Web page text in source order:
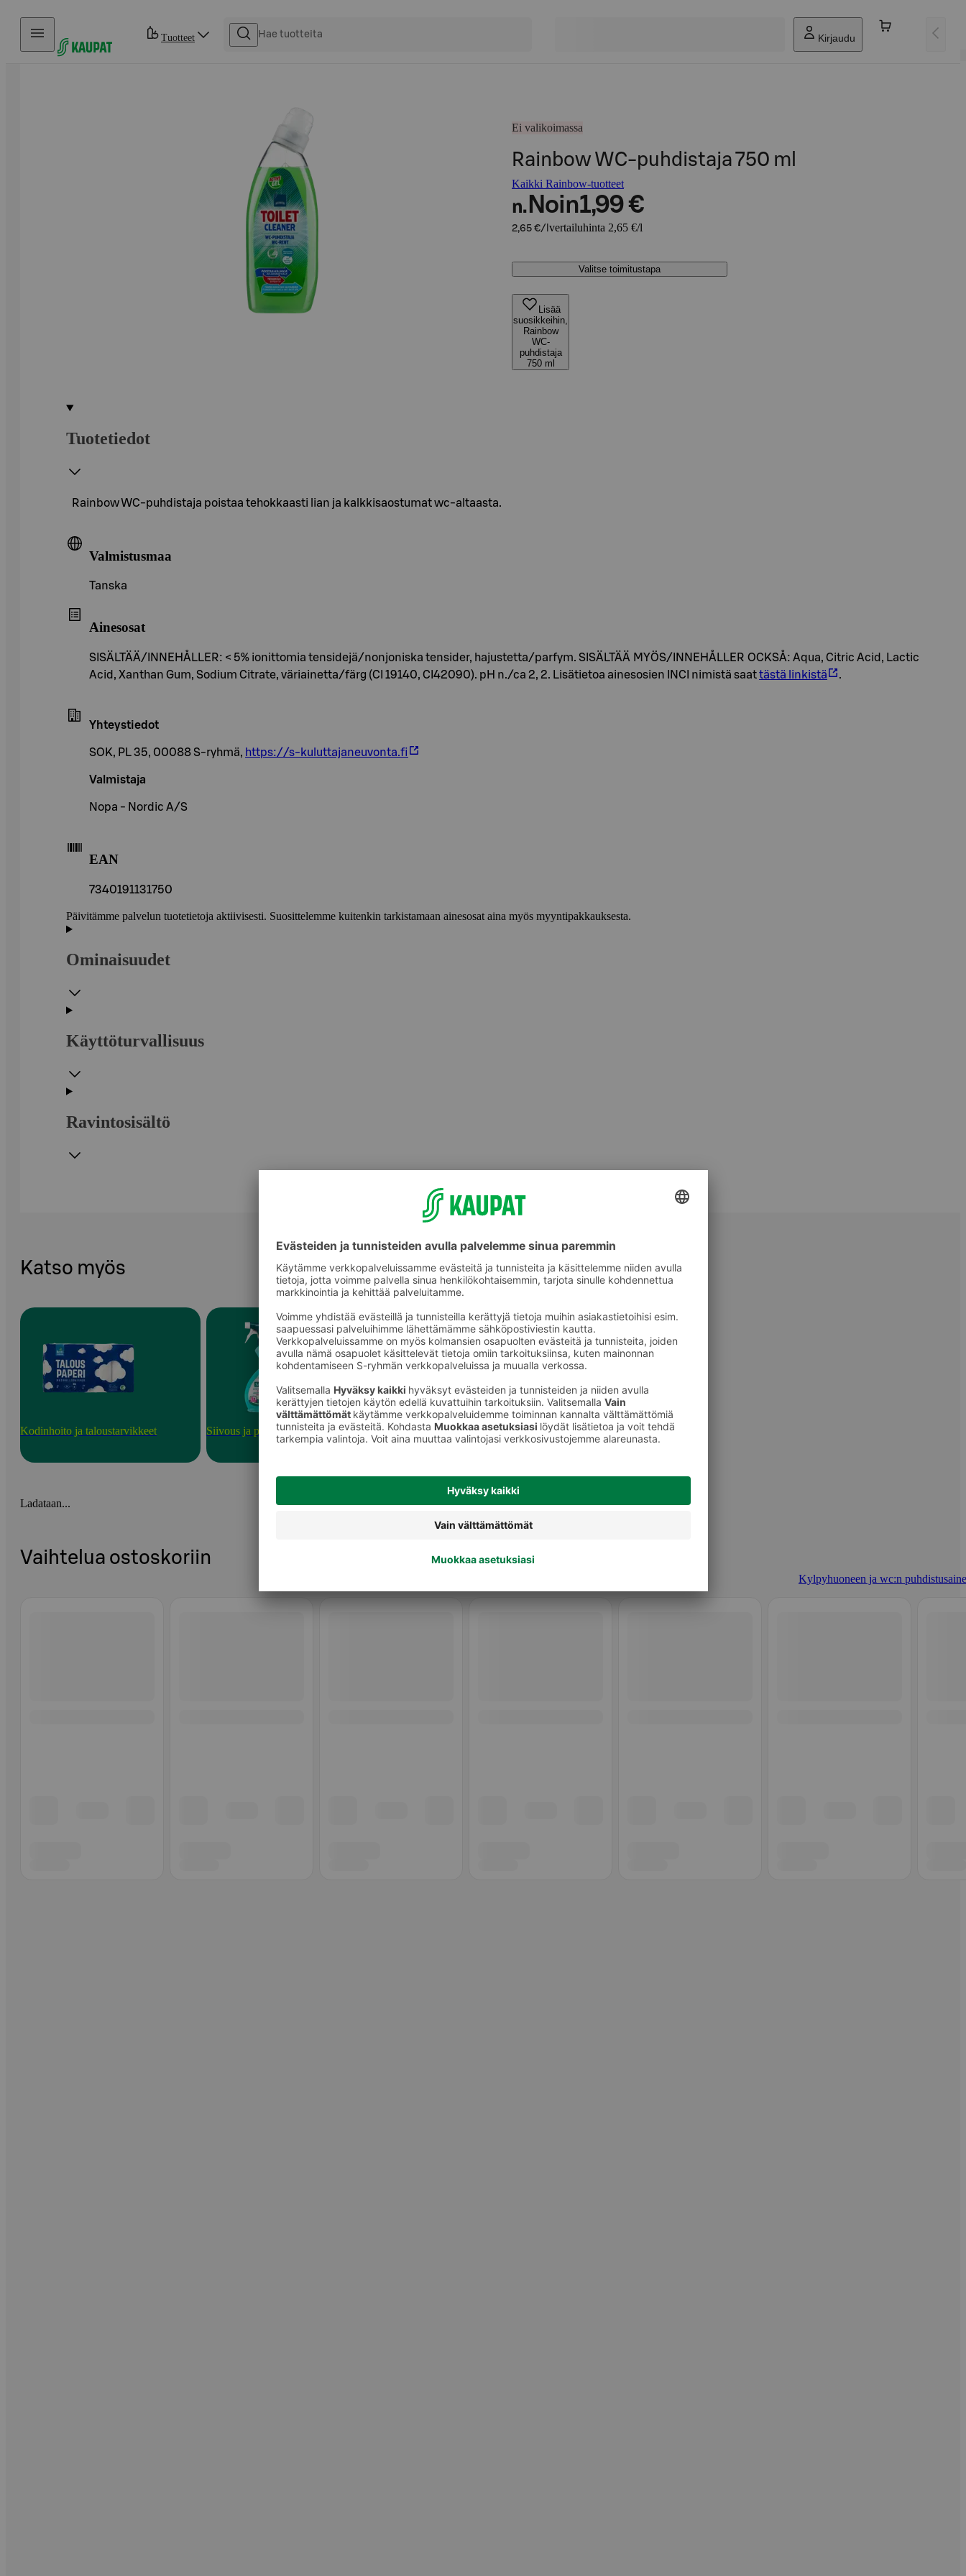
Hyppää sisältöön
Tuotteet Kirjaudu
Ei valikoimassa
Rainbow WC-puhdistaja 750 ml
Kaikki Rainbow-tuotteet
n. Noin1,99 €
2,65 €/l vertailuhinta 2,65 €/l
Valitse toimitustapa
Lisää
suosikkeihin,
Rainbow
WC-
puhdistaja
750 ml
Tuotetiedot
Rainbow WC-puhdistaja poistaa tehokkaasti lian ja kalkkisaostumat wc-altaasta.
Valmistusmaa
Tanska
Ainesosat
SISÄLTÄÄ/INNEHÅLLER: < 5% ionittomia tensidejä/nonjoniska tensider, hajustetta/parfym. SISÄLTÄÄ MYÖS/INNEHÅLLER OCKSÅ: Aqua, Citric Acid, Lactic
Acid, Xanthan Gum, Sodium Citrate, väriainetta/färg (CI 19140, CI42090). pH n./ca 2, 2. Lisätietoa ainesosien INCI nimistä saattästä linkistä .
Yhteystiedot
SOK, PL 35, 00088 S-ryhmä, https://s-kuluttajaneuvonta.fi
Valmistaja
Nopa - Nordic A/S
EAN
7340191131750
Päivitämme palvelun tuotetietoja aktiivisesti. Suosittelemme kuitenkin tarkistamaan ainesosat aina myös myyntipakkauksesta.
Ominaisuudet
Käyttöturvallisuus
Ravintosisältö
Katso myös
Kodinhoito ja taloustarvikkeet Siivous ja puhdistusaineet Kylpyhuoneen ja wc:n puhdistusaineet
Ladataan...
Vaihtelua ostoskoriin
Kylpyhuoneen ja wc:n